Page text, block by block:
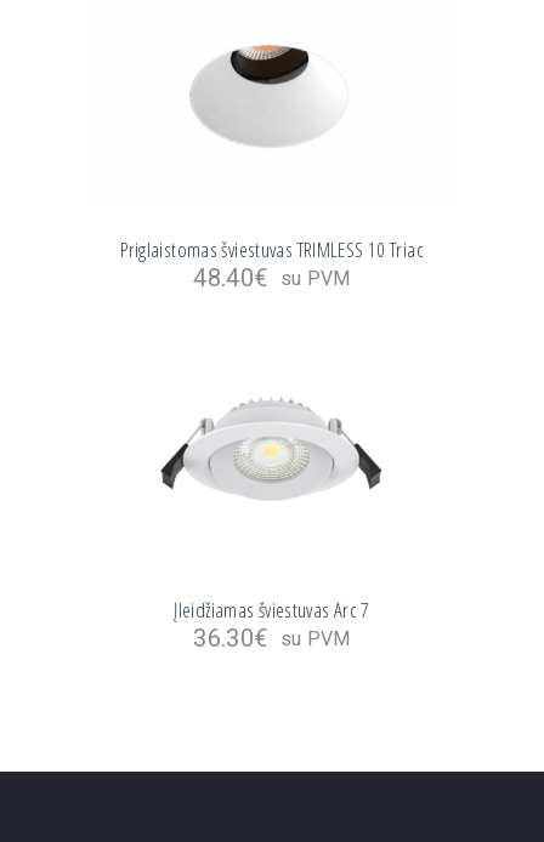
Priglaistomas šviestuvas TRIMLESS 10 Triac
48.40€ su PVM
Įleidžiamas šviestuvas Arc 7
36.30€ su PVM